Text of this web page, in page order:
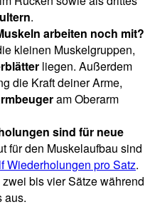
.
arbeiten noch mit?
kleinen Muskelgruppen,
liegen. Außerdem
die Kraft deiner Arme,
am Oberarm
sind für neue
für den Muskelaufbau sind
Wiederholungen pro Satz.
bis vier Sätze während
aus.